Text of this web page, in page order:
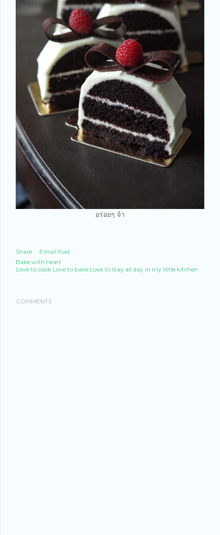
อร่อยๆ จ้า
Share
Email Post
Bake with heart
Love to cook Love to bake Love to stay all day in my little kitchen
COMMENTS